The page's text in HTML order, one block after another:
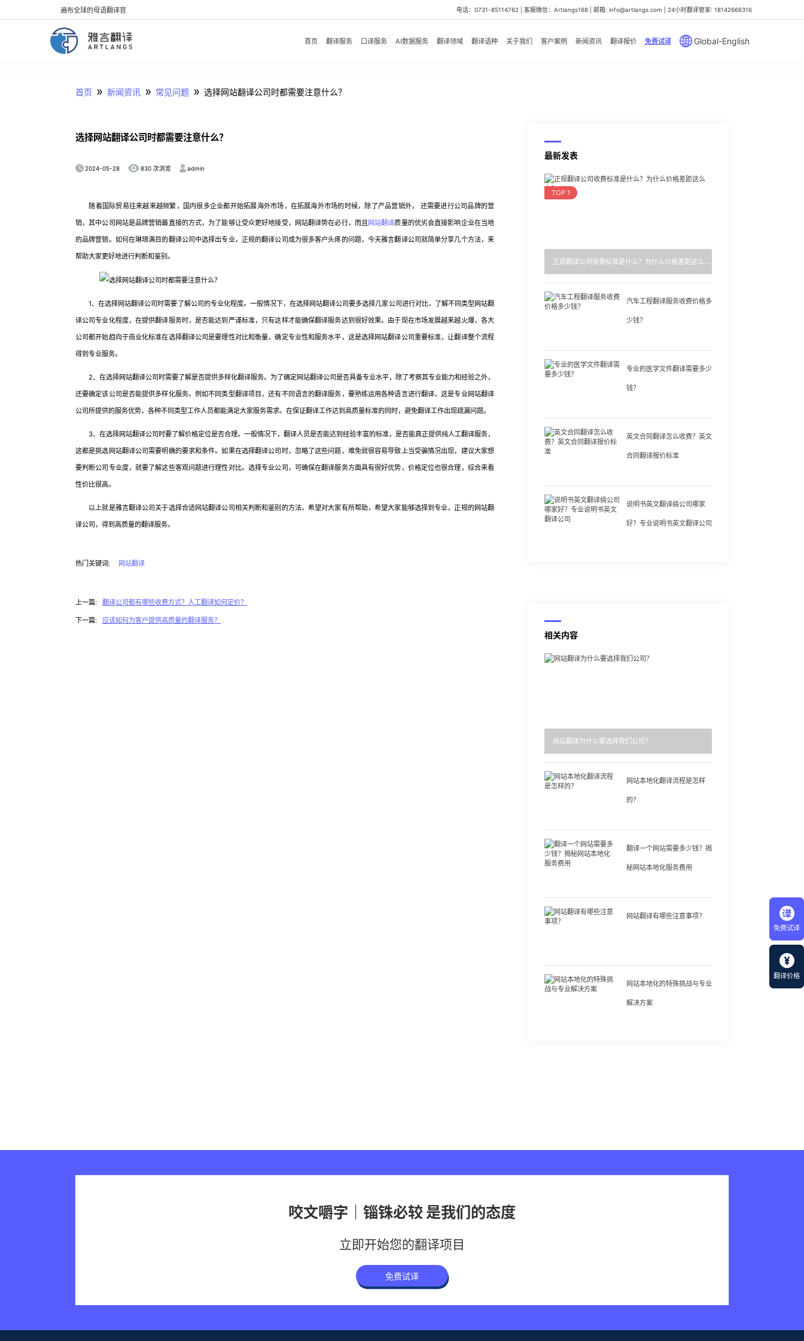
免费试译
翻译价格
遍布全球的母语翻译官 电话：0731-85114762 | 客服微信：Artlangs168 | 邮箱: info@artlangs.com | 24小时翻译管家: 18142666316
首页 翻译服务 口译服务 AI数据服务 翻译领域 翻译语种 关于我们 客户案例 新闻资讯 翻译报价 免费试译 Global-English
首页 » 新闻资讯 » 常见问题 » 选择网站翻译公司时都需要注意什么？
选择网站翻译公司时都需要注意什么？
2024-05-28 830 次浏览 admin
随着国际贸易往来越来越频繁，国内很多企业都开始拓展海外市场，在拓展海外市场的时候，除了产品营销外， 还需要进行公司品牌的营
销，其中公司网站是品牌营销最直接的方式，为了能够让受众更好地接受，网站翻译势在必行，而且 网站翻译质量的优劣会直接影响企业在当地
的品牌营销。如何在琳琅满目的翻译公司中选择出专业，正规的翻译公司成为很多客户头疼的问题，今天雅言翻译公司就简单分享几个方法，来
帮助大家更好地进行判断和鉴别。
1、在选择网站翻译公司时需要了解公司的专业化程度。一般情况下，在选择网站翻译公司要多选择几家公司进行对比，了解不同类型网站翻
译公司专业化程度，在提供翻译服务时，是否能达到严谨标准，只有这样才能确保翻译服务达到很好效果。由于现在市场发展越来越火爆，各大
公司都开始趋向于商业化标准在选择翻译公司是要理性对比和衡量，确定专业性和服务水平，这是选择网站翻译公司重要标准，让翻译整个流程
得到专业服务。
2、在选择网站翻译公司时需要了解是否提供多样化翻译服务。为了确定网站翻译公司是否具备专业水平，除了考察其专业能力和经验之外，
还要确定该公司是否能提供多样化服务。例如不同类型翻译项目，还有不同语言的翻译服务，要熟练运用各种语言进行翻译，这是专业网站翻译
公司所提供的服务优势，各种不同类型工作人员都能满足大家服务需求。在保证翻译工作达到高质量标准的同时，避免翻译工作出现疏漏问题。
3、在选择网站翻译公司时要了解价格定位是否合理。一般情况下，翻译人员是否能达到经验丰富的标准，是否能真正提供纯人工翻译服务，
这都是挑选网站翻译公司需要明确的要求和条件。如果在选择翻译公司时，忽略了这些问题，难免就很容易导致上当受骗情况出现，建议大家想
要判断公司专业度，就要了解这些客观问题进行理性对比。选择专业公司，可确保在翻译服务方面具有很好优势，价格定位也很合理，综合来看
性价比很高。
以上就是雅言翻译公司关于选择合适网站翻译公司相关判断和鉴别的方法，希望对大家有所帮助，希望大家能够选择到专业，正规的网站翻
译公司，得到高质量的翻译服务。
热门关键词: 网站翻译
上一篇: 翻译公司都有哪些收费方式？人工翻译如何定价？
下一篇: 应该如何为客户提供高质量的翻译服务？
最新发表
TOP 1
正规翻译公司收费标准是什么？为什么价格差距这么大？
汽车工程翻译服务收费价格多
少钱？
专业的医学文件翻译需要多少
钱？
英文合同翻译怎么收费？英文
合同翻译报价标准
说明书英文翻译搞公司哪家
好？专业说明书英文翻译公司
相关内容
网站翻译为什么要选择我们公司？
网站本地化翻译流程是怎样
的？
翻译一个网站需要多少钱？揭
秘网站本地化服务费用
网站翻译有哪些注意事项？
网站本地化的特殊挑战与专业
解决方案
咬文嚼字｜锱铢必较 是我们的态度
立即开始您的翻译项目
免费试译